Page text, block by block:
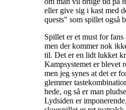
eller give sig i kast med
quests" som spillet også
Spillet er et must for fans
men der kommer nok
til. Det er en lidt lukket
Kampsystemet er blevet
men jeg synes at det er
glemmer
hede, og så er man
Lydsiden er